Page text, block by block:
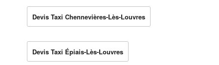
Devis Taxi Chennevières-Lès-Louvres
Devis Taxi Épiais-Lès-Louvres